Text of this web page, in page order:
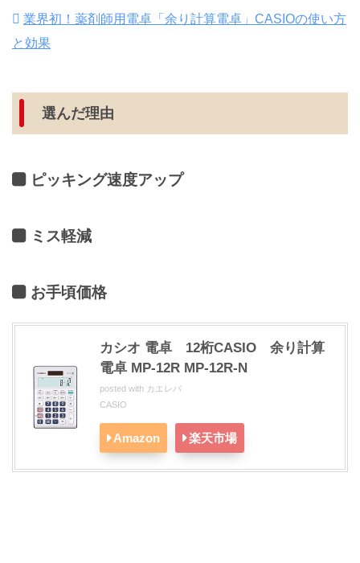
業界初！薬剤師用電卓「余り計算電卓」CASIOの使い方
と効果
選んだ理由
ピッキング速度アップ
ミス軽減
お手頃価格
カシオ 電卓 12桁CASIO 余り計算
電卓 MP-12R MP-12R-N
posted with カエレバ
CASIO
Amazon 楽天市場